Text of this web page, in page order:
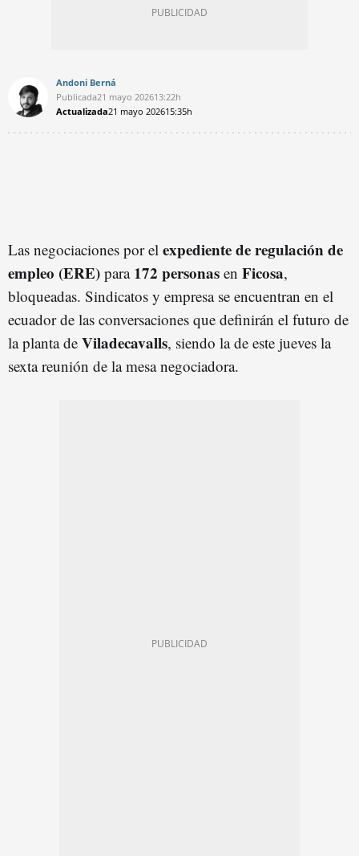
Andoni Berná
Publicada21 mayo 202613:22h
Actualizada21 mayo 202615:35h
Las negociaciones por el expediente de regulación de
empleo (ERE) para 172 personas en Ficosa,
bloqueadas. Sindicatos y empresa se encuentran en el
ecuador de las conversaciones que definirán el futuro de
la planta de Viladecavalls, siendo la de este jueves la
sexta reunión de la mesa negociadora.